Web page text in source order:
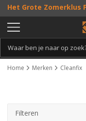
Het Grote Zomerklus
bestelling vanaf €25,
Persoonlijk & gratis
Home Merken Cleanfix
Filteren